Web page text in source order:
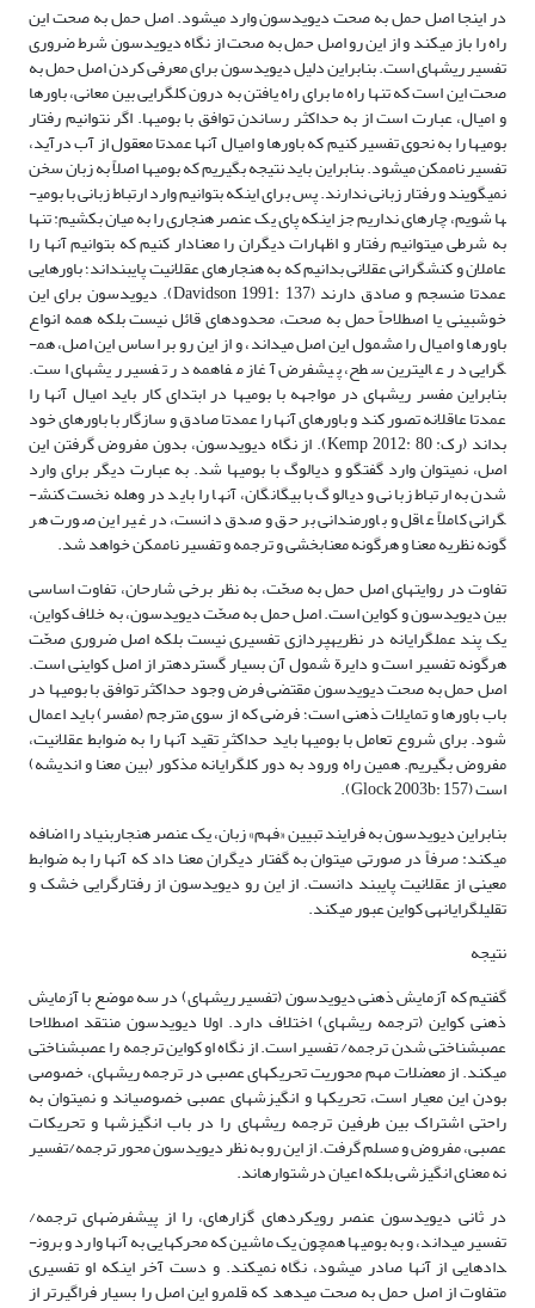
در اینجا اصل حمل به صحت دیویدسون وارد می­شود. اصل حمل به صحت این
راه را باز می­کند و از این رو اصل حمل به صحت از نگاه دیویدسون شرط ضروری
تفسیر ریشه­ای است. بنابراین دلیل دیویدسون برای معرفی کردن اصل حمل به
صحت این است که تنها راه ما برای راه یافتن به درون کل­گرایی بین معانی، باورها
و امیال، عبارت است از به حداکثر رساندن توافق با بومی­ها. اگر نتوانیم رفتار
بومی­ها را به نحوی تفسیر کنیم که باورها و امیال آنها عمدتا معقول از آب درآید،
تفسیر ناممکن می­شود. بنابراین باید نتیجه بگیریم که بومی­ها اصلاً به زبان سخن
نمی­گویند و رفتار زبانی ندارند. پس برای اینکه بتوانیم وارد ارتباط زبانی با بومی­
ها شویم، چاره­ای نداریم جز اینکه پای یک عنصر هنجاری را به میان بکشیم: تنها
به شرطی می­توانیم رفتار و اظهارات دیگران را معنادار کنیم که بتوانیم آنها را
عاملان و کنش­گرانی عقلانی بدانیم که به هنجارهای عقلانیت پایبنداند؛ باورهایی
عمدتا منسجم و صادق دارند (Davidson 1991: 137). دیویدسون برای این
خوش­بینی یا اصطلاحاً حمل به صحت، محدوده­ای قائل نیست بلکه همه انواع
باورها و امیال را مشمول این اصل می­داند، و از این رو بر اساس این اصل، هم­
گرایی در عالی­ترین سطح، پیش­فرض آغاز مفاهمه در تفسیر ریشه­ای است.
بنابراین مفسر ریشه­ای در مواجهه با بومی­ها در ابتدای کار باید امیال آنها را
عمدتا عاقلانه تصور کند و باورهای آنها را عمدتا صادق و سازگار با باورهای خود
بداند (رک: Kemp 2012: 80). از نگاه دیویدسون، بدون مفروض گرفتن این
اصل، نمی­توان وارد گفتگو و دیالوگ با بومی­ها شد. به عبارت دیگر برای وارد
شدن به ارتباط زبانی و دیالوگ با بیگانگان، آنها را باید در وهله نخست کنش­
گرانی کاملاً عاقل و باورمندانی بر حق و صدق دانست، در غیر این صورت هر
گونه نظریه معنا و هرگونه معنابخشی و ترجمه و تفسیر ناممکن خواهد شد.
تفاوت در روایت­های اصل حمل به صحّت، به نظر برخی شارحان، تفاوت اساسی
بین دیویدسون و کواین است. اصل حمل به صحّت دیویدسون، به خلاف کواین،
یک پند عمل­گرایانه در نظریه­پردازی تفسیری نیست بلکه اصل ضروری صحّت
هرگونه تفسیر است و دایرة شمول آن بسیار گسترده­تر از اصل کواینی است.
اصل حمل به صحت دیویدسون مقتضی فرض وجود حداکثر توافق با بومی­ها در
باب باورها و تمایلات ذهنی است؛ فرضی که از سوی مترجم (مفسر) باید اعمال
شود. برای شروع تعامل با بومی­ها باید حداکثرِ تقید آنها را به ضوابط عقلانیت،
مفروض بگیریم. همین راه ورود به دور کل­گرایانه مذکور (بین معنا و اندیشه)
است (Glock 2003b: 157).
بنابراین دیویدسون به فرایند تبیین «فهم» زبان، یک عنصر هنجاربنیاد را اضافه
می­کند: صرفاً در صورتی می­توان به گفتار دیگران معنا داد که آنها را به ضوابط
معینی از عقلانیت پایبند دانست. از این رو دیویدسون از رفتارگرایی خشک و
تقلیل­گرایانه­ی کواین عبور می­کند.
نتیجه
گفتیم که آزمایش ذهنی دیویدسون (تفسیر ریشه­ای) در سه موضع با آزمایش
ذهنی کواین (ترجمه ریشه­ای) اختلاف دارد. اولا دیویدسون منتقد اصطلاحا
عصب­شناختی شدن ترجمه/ تفسیر است. از نگاه او کواین ترجمه را عصب­شناختی
می­کند. از معضلات مهم محوریت تحریک­های عصبی در ترجمه ریشه­ای، خصوصی
بودن این معیار است، تحریک­ها و انگیزش­های عصبی خصوصی­اند و نمی­توان به
راحتی اشتراک بین طرفین ترجمه ریشه­ای را در باب انگیزش­ها و تحریکات
عصبی، مفروض و مسلم گرفت. از این رو به نظر دیویدسون محور ترجمه/تفسیر
نه معنای انگیزشی بلکه اعیان درشت­واره­اند.
در ثانی دیویدسون عنصر رویکردهای گزاره­ای، را از پیش­فرض­های ترجمه/
تفسیر می­داند، و به بومی­ها همچون یک ماشین که محرک­هایی به آنها وارد و برون­
دادهایی از آنها صادر می­شود، نگاه نمی­کند. و دست آخر اینکه او تفسیری
متفاوت از اصل حمل به صحت می­دهد که قلمرو این اصل را بسیار فراگیرتر از